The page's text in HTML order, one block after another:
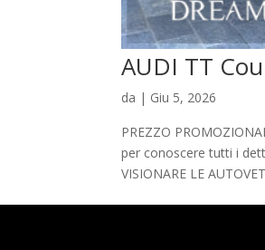
AUDI TT
da | Giu 5, 2026
PREZZO
per conoscere tutti i
VISIONARE LE